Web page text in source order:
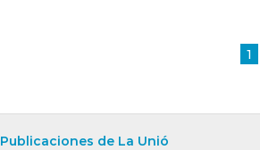
1
Publicaciones de La Unió